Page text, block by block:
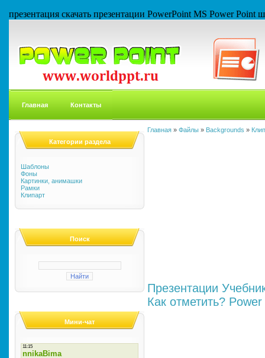
презентация скачать презентации PowerPoint MS Power
Главная Контакты
Категории раздела
Шаблоны
Фоны
Картинки, анимашки
Рамки
Клипарт
Поиск
Мини-чат
Главная » Файлы » Backgrounds »
Презентации
Как отметить?